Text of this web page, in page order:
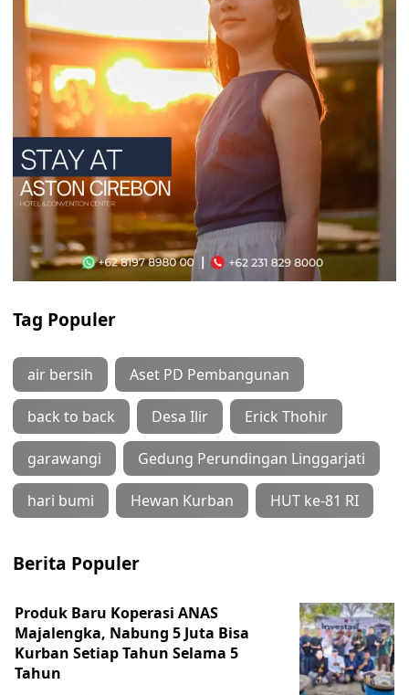
Tag Populer
air bersih Aset PD Pembangunan
back to back Desa Ilir Erick Thohir
garawangi Gedung Perundingan Linggarjati
hari bumi Hewan Kurban HUT ke-81 RI
Berita Populer
Produk Baru Koperasi ANAS
Majalengka, Nabung 5 Juta Bisa
Kurban Setiap Tahun Selama 5
Tahun